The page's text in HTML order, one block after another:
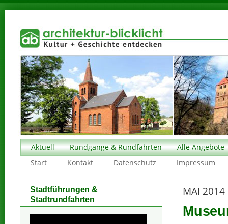
Aktuell Rundgänge & Rundfahrten
Alle Angebote
Start
Kontakt Datenschutz Impressum
MAI 2014
Stadtführungen &
Stadtrundfahrten